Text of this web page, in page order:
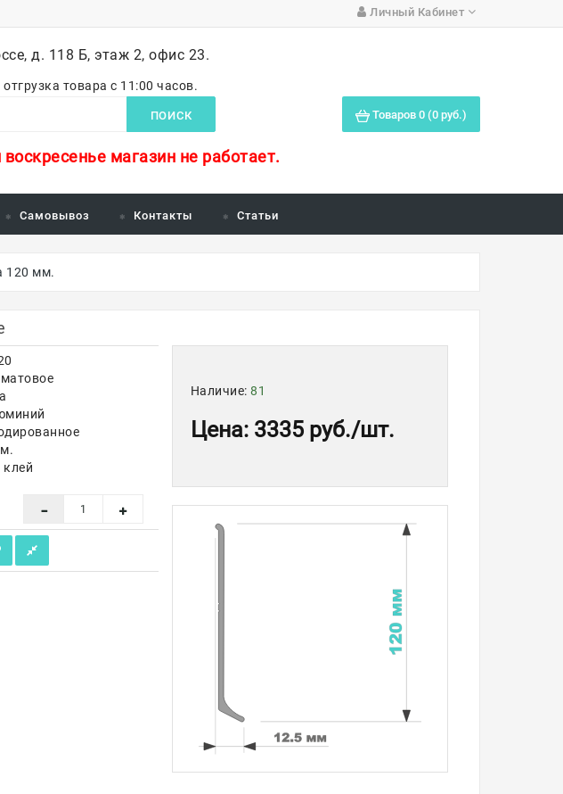
Личный Кабинет
д. 118 Б, этаж 2, офис 23.
товара с 11:00 часов.
ПОИСК Товаров 0 (0 руб.)
магазин не работает.
Самовывоз Контакты Статьи
120 мм.
клей
Наличие: 81
Цена: 3335 руб./шт.